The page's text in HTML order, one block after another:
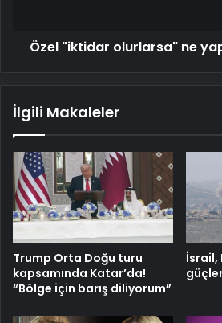
Özel "iktidar olurlarsa" ne
İlgili Makaleler
Trump Orta Doğu turu
kapsamında Katar’da!
“Bölge için barış diliyorum”
İsrail,